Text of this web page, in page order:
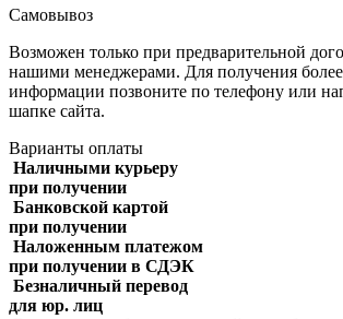
Самовывоз
Возможен только при предварительной
нашими менеджерами. Для получения
информации позвоните по телефону или
шапке сайта.
Варианты оплаты
Наличными курьеру
при получении
Банковской картой
при получении
Наложенным платежом
при получении в СДЭК
Безналичный перевод
для юр. лиц